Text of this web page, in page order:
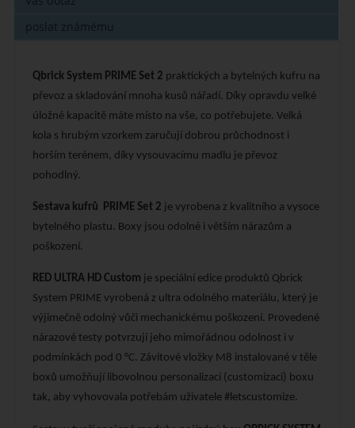
poslat známému
Qbrick System PRIME Set 2 praktických a bytelných kufru na
převoz a skladování mnoha kusů nářadí. Díky opravdu velké
úložné kapacitě máte místo na vše, co potřebujete. Velká
kola s hrubým vzorkem zaručují dobrou průchodnost i
horším terénem, díky vysouvacímu madlu je převoz
pohodlný.
Sestava kufrů PRIME Set 2 je vyrobena z kvalitního a vysoce
bytelného plastu. Boxy jsou odolné i větším nárazům a
poškození.
RED ULTRA HD Custom je speciální edice produktů Qbrick
System PRIME vyrobená z ultra odolného materiálu, který je
výjimečně odolný vůči mechanickému poškození. Provedené
nárazové testy potvrzují jeho mimořádnou odolnost i v
podmínkách pod 0 °C. Závitové vložky M8 instalované v těle
boxů umožňují libovolnou personalizaci (customizaci) boxu
tak, aby vyhovovala potřebám uživatele #letscustomize.